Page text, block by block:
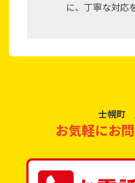
に、丁寧な対応
士幌町
お気軽にお